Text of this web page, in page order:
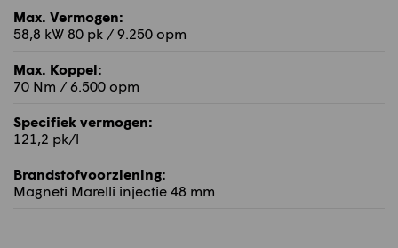
Max. Vermogen:
58,8 kW 80 pk / 9.250 opm
Max. Koppel:
70 Nm / 6.500 opm
Specifiek vermogen:
121,2 pk/l
Brandstofvoorziening:
Magneti Marelli injectie 48 mm